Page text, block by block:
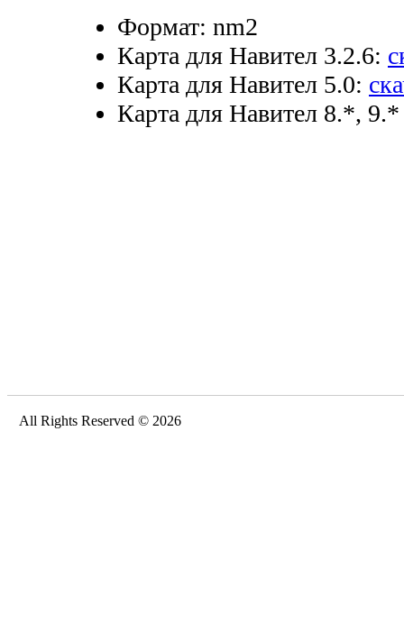
Формат: nm2
Карта для Навител 3.2.6:
Карта для Навител 5.0:
Карта для Навител 8.*,
All Rights Reserved © 2026